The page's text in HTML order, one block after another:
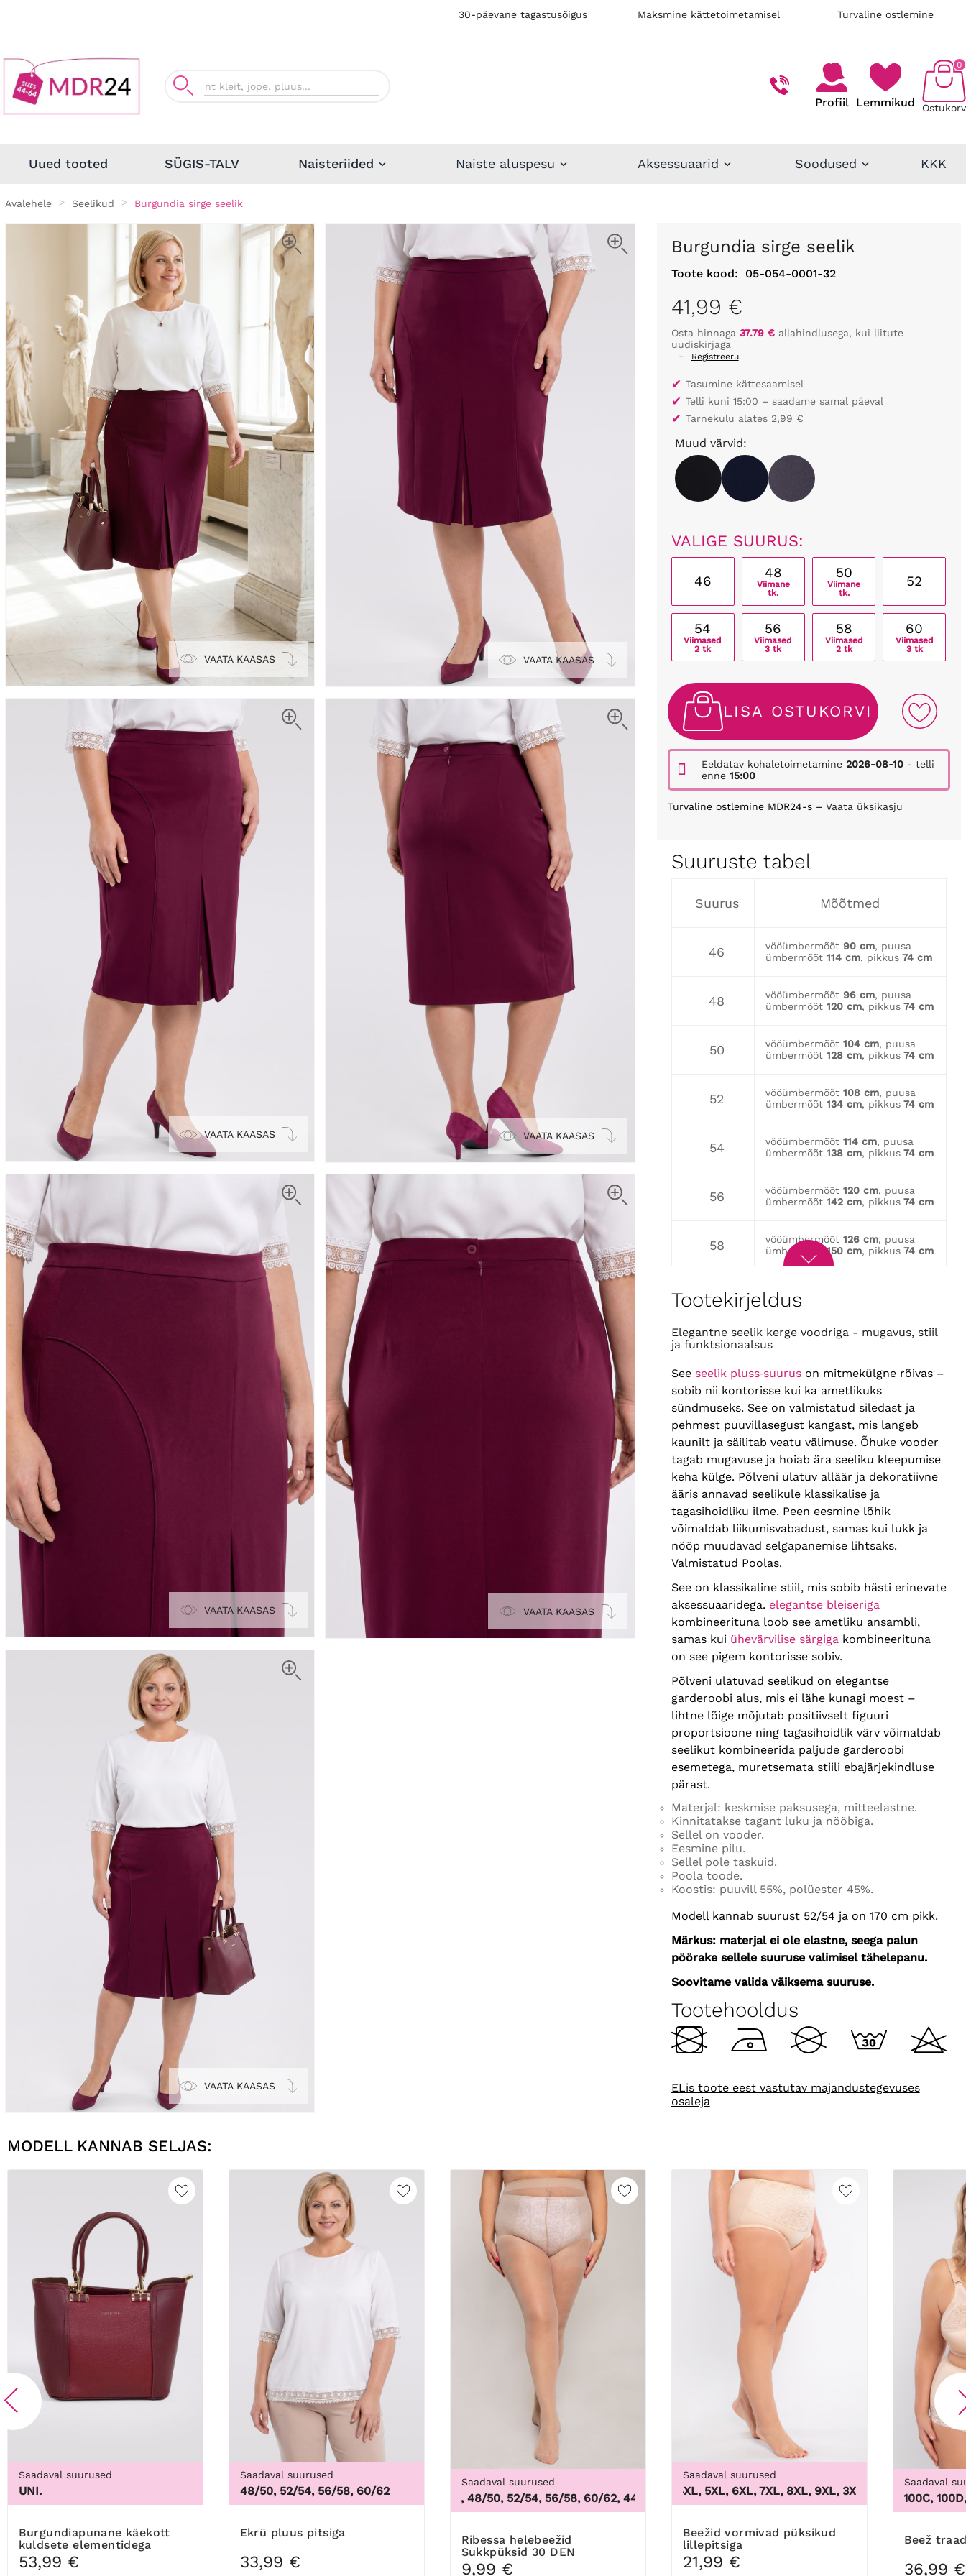
30-päevane tagastusõigus Maksmine kättetoimetamisel Turvaline ostlemine
Profiil Lemmikud Ostukorv
0
Uued tooted SÜGIS-TALV Naisteriided Naiste aluspesu Aksessuaarid Soodused KKK
Avalehele Seelikud Burgundia sirge seelik
VAATA KAASAS VAATA KAASAS
VAATA KAASAS VAATA KAASAS
VAATA KAASAS VAATA KAASAS
VAATA KAASAS
Burgundia sirge seelik
Toote kood: 05-054-0001-32
41,99 €
Osta hinnaga 37.79 €allahindlusega, kui liitute
uudiskirjaga
-
Registreeru
✔ Tasumine kättesaamisel
✔ Telli kuni 15:00 – saadame samal päeval
✔ Tarnekulu alates 2,99 €
Muud värvid:
VALIGE SUURUS:
46
48
Viimane
tk.
50
Viimane
tk.
52
54
Viimased
2 tk
56
Viimased
3 tk
58
Viimased
2 tk
60
Viimased
3 tk
LISA OSTUKORVI
Eeldatav kohaletoimetamine 2026-08-10- telli
enne 15:00
Turvaline ostlemine MDR24-s – Vaata üksikasju
Suuruste tabel
Suurus Mõõtmed
46 vööümbermõõt 90 cm, puusa
ümbermõõt 114 cm, pikkus 74 cm
48 vööümbermõõt 96 cm, puusa
ümbermõõt 120 cm, pikkus 74 cm
50 vööümbermõõt 104 cm, puusa
ümbermõõt 128 cm, pikkus 74 cm
52 vööümbermõõt 108 cm, puusa
ümbermõõt 134 cm, pikkus 74 cm
54 vööümbermõõt 114 cm, puusa
ümbermõõt 138 cm, pikkus 74 cm
56 vööümbermõõt 120 cm, puusa
ümbermõõt 142 cm, pikkus 74 cm
58 vööümbermõõt 126 cm, puusa
ümbermõõt
150 cm, pikkus 74 cm
60
ümbermõõt
Tootekirjeldus
Elegantne seelik kerge voodriga - mugavus, stiil
ja funktsionaalsus
See seelik pluss‑suuruson mitmekülgne rõivas –
sobib nii kontorisse kui ka ametlikuks
sündmuseks. See on valmistatud siledast ja
pehmest puuvillasegust kangast, mis langeb
kaunilt ja säilitab veatu välimuse. Õhuke vooder
tagab mugavuse ja hoiab ära seeliku kleepumise
keha külge. Põlveni ulatuv alläär ja dekoratiivne
ääris annavad seelikule klassikalise ja
tagasihoidliku ilme. Peen eesmine lõhik
võimaldab liikumisvabadust, samas kui lukk ja
nööp muudavad selgapanemise lihtsaks.
Valmistatud Poolas.
See on klassikaline stiil, mis sobib hästi erinevate
aksessuaaridega. elegantse bleiseriga
kombineerituna loob see ametliku ansambli,
samas kui ühevärvilise särgigakombineerituna
on see pigem kontorisse sobiv.
Põlveni ulatuvad seelikud on elegantse
garderoobi alus, mis ei lähe kunagi moest –
lihtne lõige mõjutab positiivselt figuuri
proportsioone ning tagasihoidlik värv võimaldab
seelikut kombineerida paljude garderoobi
esemetega, muretsemata stiili ebajärjekindluse
pärast.
Materjal: keskmise paksusega, mitteelastne.
Kinnitatakse tagant luku ja nööbiga.
Sellel on vooder.
Eesmine pilu.
Sellel pole taskuid.
Poola toode.
Koostis: puuvill 55%, polüester 45%.
Modell kannab suurust 52/54 ja on 170 cm pikk.
Märkus: materjal ei ole elastne, seega palun
pöörake sellele suuruse valimisel tähelepanu.
Soovitame valida väiksema suuruse.
Tootehooldus
ELis toote eest vastutav majandustegevuses
osaleja
MODELL KANNAB SELJAS:
Saadaval suurused
UNI.
Burgundiapunane käekott
kuldsete elementidega
53,99 €
Saadaval suurused
48/50, 52/54, 56/58, 60/62
Ekrü pluus pitsiga
33,99 €
Saadaval suurused
44/46, 48/50, 52/54, 56/58, 60/62,44/46, 48/50, 52/54, 56/58, 60/62
Ribessa helebeežid
Sukkpüksid 30 DEN
9,99 €
Saadaval suurused
3XL, 4XL, 5XL, 6XL, 7XL, 8XL, 9XL,3XL, 4XL, 5XL, 6XL, 7XL,
Beežid vormivad püksikud
lillepitsiga
21,99 €
Saadaval
100B, 100C, 100D,
Beež
36,99 €